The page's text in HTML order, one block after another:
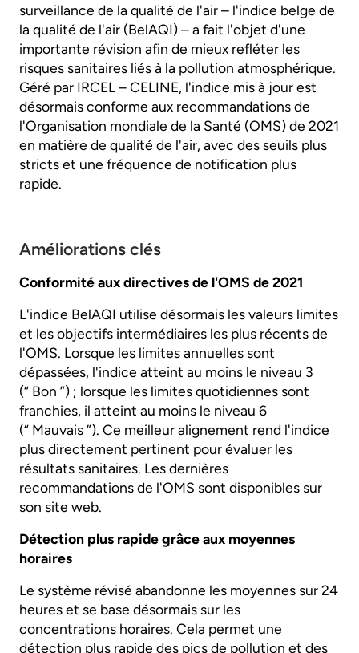
surveillance de la qualité de l'air – l'indice belge de
la qualité de l'air (BelAQI) – a fait l'objet d'une
importante révision afin de mieux refléter les
risques sanitaires liés à la pollution atmosphérique.
Géré par IRCEL – CELINE, l'indice mis à jour est
désormais conforme aux recommandations de
l'Organisation mondiale de la Santé (OMS) de 2021
en matière de qualité de l'air, avec des seuils plus
stricts et une fréquence de notification plus
rapide.
Améliorations clés
Conformité aux directives de l'OMS de 2021
L'indice BelAQI utilise désormais les valeurs limites
et les objectifs intermédiaires les plus récents de
l'OMS. Lorsque les limites annuelles sont
dépassées, l'indice atteint au moins le niveau 3
(“ Bon ”) ; lorsque les limites quotidiennes sont
franchies, il atteint au moins le niveau 6
(“ Mauvais ”). Ce meilleur alignement rend l'indice
plus directement pertinent pour évaluer les
résultats sanitaires. Les dernières
recommandations de l'OMS sont disponibles sur
son site web.
Détection plus rapide grâce aux moyennes
horaires
Le système révisé abandonne les moyennes sur 24
heures et se base désormais sur les
concentrations horaires. Cela permet une
détection plus rapide des pics de pollution et des